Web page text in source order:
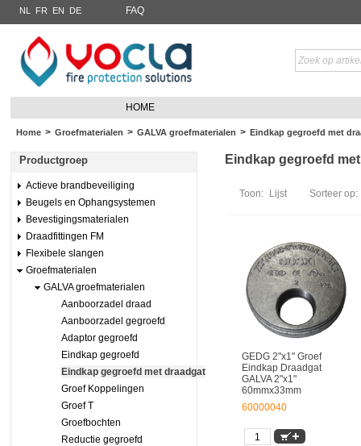
NL FR EN DE FAQ
HOME
Home > Groefmaterialen > GALVA groefmaterialen > Eindkap gegroefd met
Productgroep
Actieve brandbeveiliging
Beugels en Ophangsystemen
Bevestigingsmaterialen
Draadfittingen FM
Flexibele slangen
Groefmaterialen
GALVA groefmaterialen
Aanboorzadel draad
Aanboorzadel gegroefd
Adaptor gegroefd
Eindkap gegroefd
Eindkap gegroefd met draadgat
Groef Koppelingen
Groef T
Groefbochten
Reductie gegroefd
Eindkap gegroefd
Toon: Lijst Sorteer op:
GEDG 2"x1" Groef
Eindkap Draadgat
GALVA 2"x1"
60mmx33mm
60000040